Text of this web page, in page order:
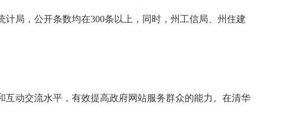
局，公开条数均在300条以上，同时，州工信局、州住建
动交流水平，有效提高政府网站服务群众的能力。在清华